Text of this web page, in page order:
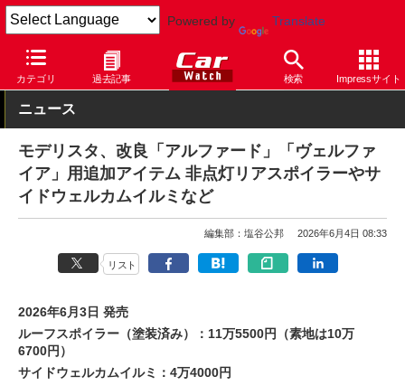
Powered by Translate
カテゴリ 過去記事 検索 Impressサイト
Car Watch 自動車 トヨタ アルファード
ニュース
モデリスタ、改良「アルファード」「ヴェルファ
イア」用追加アイテム 非点灯リアスポイラーやサ
イドウェルカムイルミなど
編集部：塩谷公邦 2026年6月4日 08:33
リスト
2026年6月3日 発売
ルーフスポイラー（塗装済み）：11万5500円（素地は10万
6700円）
サイドウェルカムイルミ：4万4000円